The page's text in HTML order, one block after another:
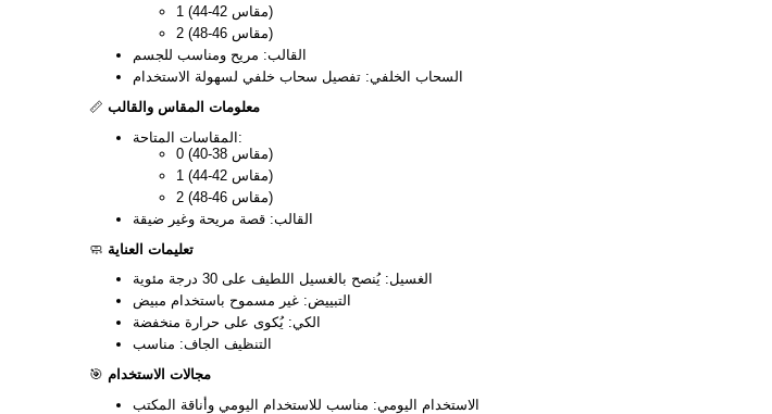
1 (مقاس 42-44)
2 (مقاس 46-48)
القالب: مريح ومناسب للجسم
السحاب الخلفي: تفصيل سحاب خلفي لسهولة الاستخدام
📏 معلومات المقاس والقالب
المقاسات المتاحة:
0 (مقاس 38-40)
1 (مقاس 42-44)
2 (مقاس 46-48)
القالب: قصة مريحة وغير ضيقة
🧼 تعليمات العناية
الغسيل: يُنصح بالغسيل اللطيف على 30 درجة مئوية
التبييض: غير مسموح باستخدام مبيض
الكي: يُكوى على حرارة منخفضة
التنظيف الجاف: مناسب
🎯 مجالات الاستخدام
الاستخدام اليومي: مناسب للاستخدام اليومي وأناقة المكتب